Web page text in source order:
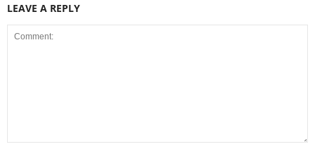
LEAVE A REPLY